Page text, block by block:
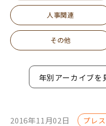
人事関連
その他
年別アーカイブを
2016年11月02日 プレ